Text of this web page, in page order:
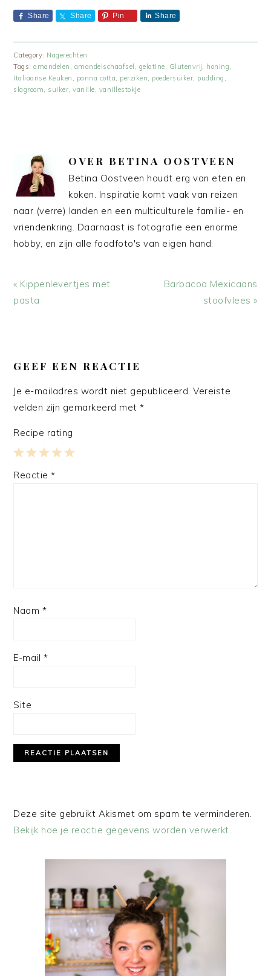
Share Share Pin Share
Category: Nagerechten
Tags:amandelen , amandelschaafsel , gelatine, Glutenvrij, honing,
Italiaanse Keuken , panna cotta, perziken, poedersuiker, pudding ,
slagroom, suiker,vanille, vanillestokje
OVERBETINA OOSTVEEN
Betina Oostveen houdt erg van eten en
koken. Inspiratie komt vaak van reizen
naar (verre) landen en een multiculturele familie- en
vriendenkring. Daarnaast is fotografie een enorme
hobby, en zijn alle foodfoto's van eigen hand.
Vorig
bericht:
« Kippenlevertjes met
pasta
Volgend
Barbacoa Mexicaans
stoofvlees »
INTERACTIES
GEEF EEN REACTIE
Je e-mailadres wordt niet gepubliceerd. Vereiste
velden zijn gemarkeerd met*
Recipe rating
4
3
2
1
Reactie*
Naam *
E-mail *
Site
Deze site gebruikt Akismet om spam te verminderen.
Bekijk hoe je reactie gegevens worden verwerkt.